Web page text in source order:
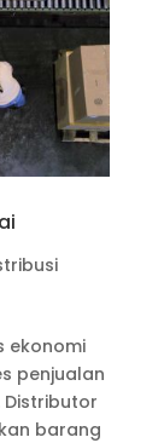
ekonomi
penjualan
barang